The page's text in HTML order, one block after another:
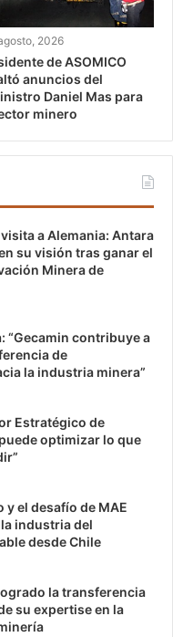
2026
de ASOMICO
anuncios del
Daniel Mas para
minero
a Alemania: Antara
su visión tras ganar el
Minera de
“Gecamin contribuye a
de
la industria minera”
Estratégico de
optimizar lo que
y el desafío de MAE
industria del
desde Chile
la transferencia
su expertise en la